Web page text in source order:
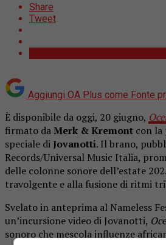
Share
Tweet
Aggiungi OA Plus come Fonte
È disponibile da oggi, 20 giugno,
firmato daMerk & Kremont con la
speciale di Jovanotti. Il brano,
Records/Universal Music Italia,
delle colonne sonore dell’estate
travolgente e alla fusione di ritmi
Svelato in anteprima al Nameless
un’incursione video di Jovanotti,
sonoro che mescola influenze